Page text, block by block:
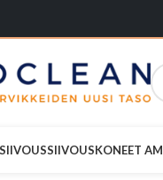
SIIVOUSSIIVOUSKONEET